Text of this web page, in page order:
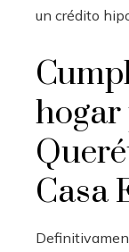
un crédito
hogar
Casa